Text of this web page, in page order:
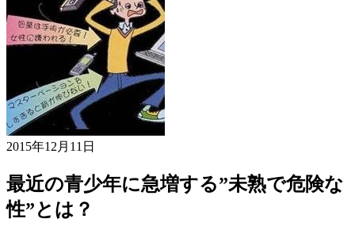
2015年12月11日
最近の青少年に急増する”未熟で危険な
性”とは？